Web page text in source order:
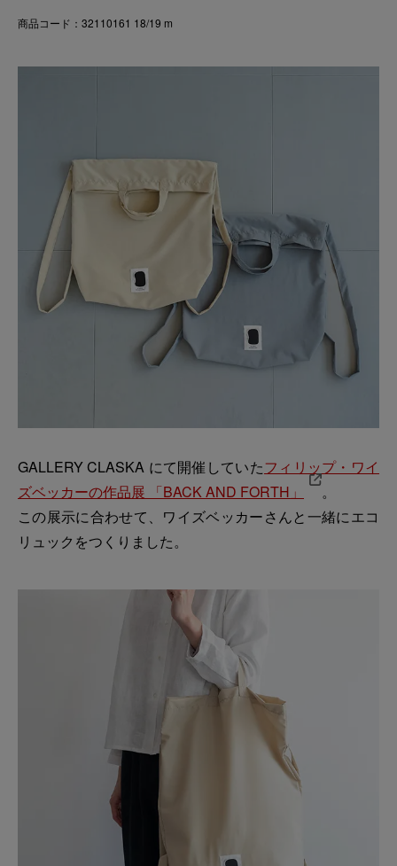
商品コード：32110161 18/19 m
GALLERY CLASKA にて開催していたフィリップ・ワイ
ズベッカーの作品展 「BACK AND FORTH」
。
この展示に合わせて、ワイズベッカーさんと一緒にエコ
リュックをつくりました。